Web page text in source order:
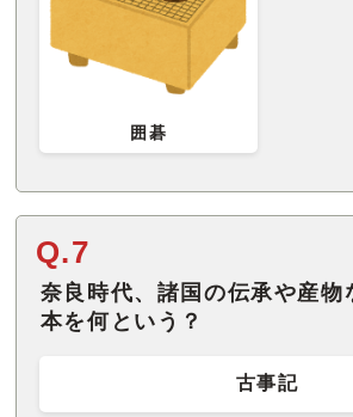
囲碁
Q.7
奈良時代、諸国の伝承や産物
本を何という？
古事記